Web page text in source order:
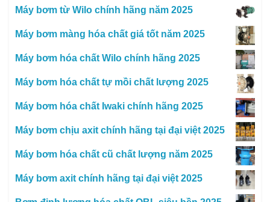
Máy bơm từ Wilo chính hãng năm 2025
Máy bơm màng hóa chất giá tốt năm 2025
Máy bơm hóa chất Wilo chính hãng 2025
Máy bơm hóa chất tự mồi chất lượng 2025
Máy bơm hóa chất Iwaki chính hãng 2025
Máy bơm chịu axit chính hãng tại đại việt 2025
Máy bơm hóa chất cũ chất lượng năm 2025
Máy bơm axit chính hãng tại đại việt 2025